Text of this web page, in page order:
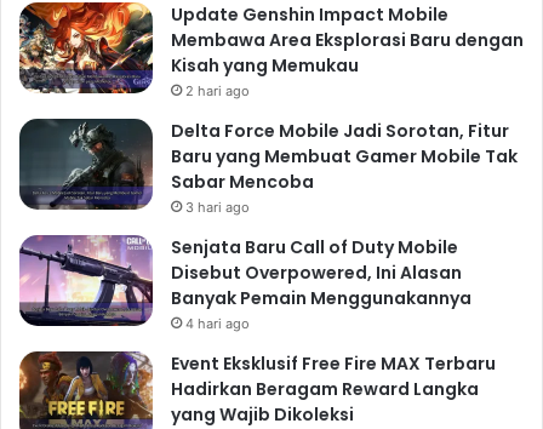
Update Genshin Impact Mobile
Membawa Area Eksplorasi Baru dengan
Kisah yang Memukau
2 hari ago
Delta Force Mobile Jadi Sorotan, Fitur
Baru yang Membuat Gamer Mobile Tak
Sabar Mencoba
3 hari ago
Senjata Baru Call of Duty Mobile
Disebut Overpowered, Ini Alasan
Banyak Pemain Menggunakannya
4 hari ago
Event Eksklusif Free Fire MAX Terbaru
Hadirkan Beragam Reward Langka
yang Wajib Dikoleksi